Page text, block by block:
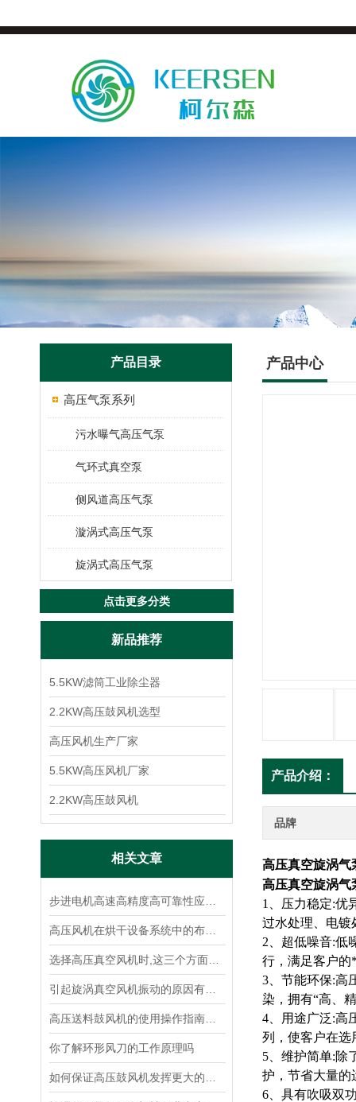
产品目录
高压气泵系列
污水曝气高压气泵
气环式真空泵
侧风道高压气泵
漩涡式高压气泵
旋涡式高压气泵
点击更多分类
新品推荐
5.5KW滤筒工业除尘器
2.2KW高压鼓风机选型
高压风机生产厂家
5.5KW高压风机厂家
2.2KW高压鼓风机
相关文章
你了解环形风刀的工作原理吗
产品中心
产品介绍：
品牌
高压真空旋涡
高压真空旋涡气
1、压力稳定:优
过水处理、电镀
2、超低噪音:低
行，满足客户的
3、节能环保:高
染，拥有“高、
4、用途广泛:高
列，使客户在选
5、维护简单:除
护，节省大量的
6、具有吹吸双